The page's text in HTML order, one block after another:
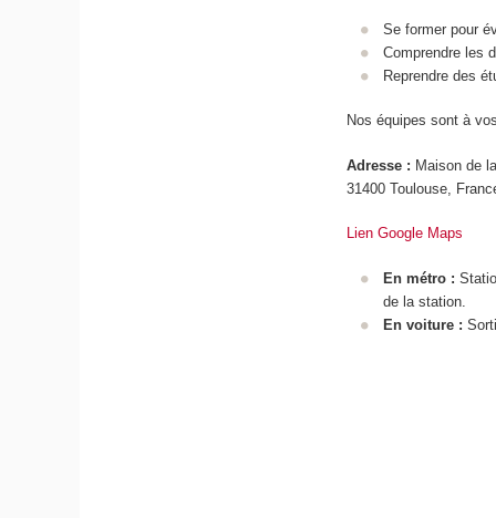
Se former pour
Comprendre les
Reprendre des
Nos équipes sont à
Adresse : Maison de
31400 Toulouse,
Lien Google Maps
En métro :
de la station.
En voiture :